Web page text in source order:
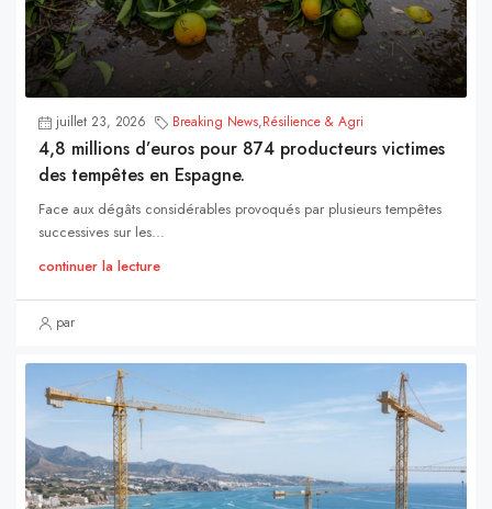
juillet 23, 2026 Breaking News,Résilience & Agri
4,8 millions d’euros pour 874 producteurs victimes
des tempêtes en Espagne.
Face aux dégâts considérables provoqués par plusieurs tempêtes
successives sur les...
continuer la lecture
par